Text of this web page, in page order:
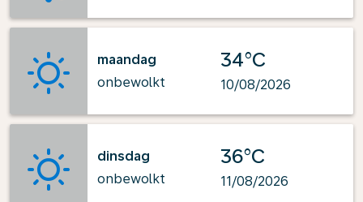
maandag
onbewolkt
34°C
10/08/2026
dinsdag
onbewolkt
36°C
11/08/2026